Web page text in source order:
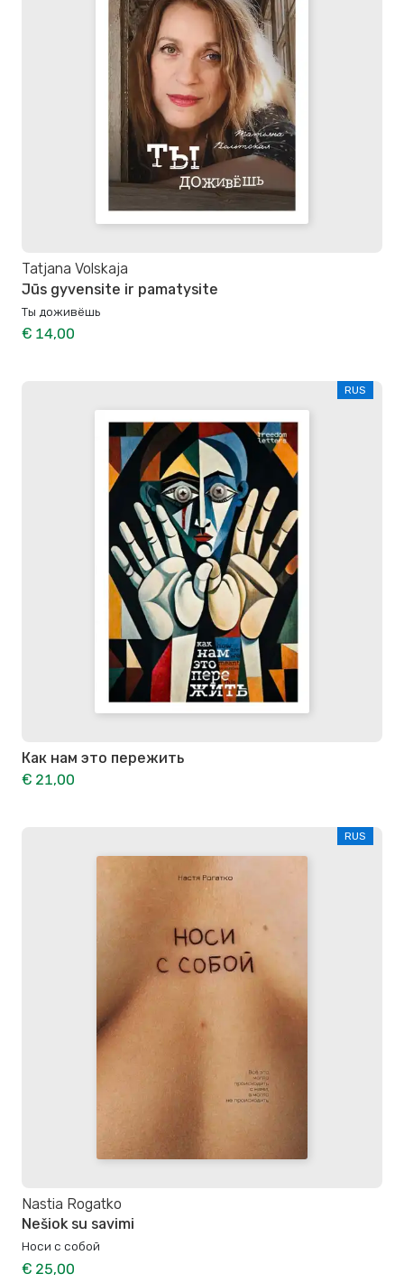
Tatjana Volskaja
Jūs gyvensite ir pamatysite
Ты доживёшь
€ 14,00
RUS
Как нам это пережить
€ 21,00
RUS
Nastia Rogatko
Nešiok su savimi
Носи с собой
€ 25,00